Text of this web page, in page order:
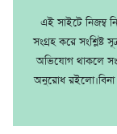
এই সাইটে নিজম্ব
সংগ্রহ করে
অভিযোগ থাকলে
অনুরোধ